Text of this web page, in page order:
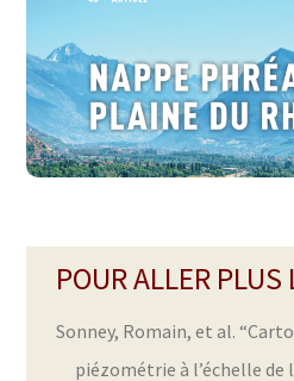
POUR ALLER PLUS
Sonney, Romain, et al.
piézométrie à l’échelle de